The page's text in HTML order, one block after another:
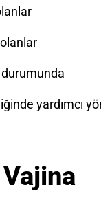
durumunda
yardımcı